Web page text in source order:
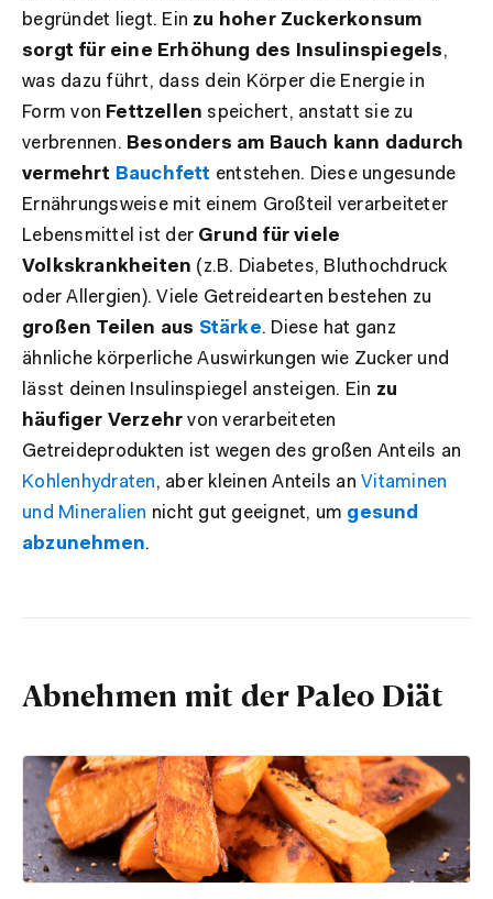
begründet liegt. Ein zu hoher Zuckerkonsum
sorgt für eine Erhöhung des Insulinspiegels,
was dazu führt, dass dein Körper die Energie in
Form von Fettzellen speichert, anstatt sie zu
verbrennen. Besonders am Bauch kann dadurch
vermehrt Bauchfett entstehen. Diese ungesunde
Ernährungsweise mit einem Großteil verarbeiteter
Lebensmittel ist der Grund für viele
Volkskrankheiten (z.B. Diabetes, Bluthochdruck
oder Allergien). Viele Getreidearten bestehen zu
großen Teilen aus Stärke. Diese hat ganz
ähnliche körperliche Auswirkungen wie Zucker und
lässt deinen Insulinspiegel ansteigen. Ein zu
häufiger Verzehr von verarbeiteten
Getreideprodukten ist wegen des großen Anteils an
Kohlenhydraten, aber kleinen Anteils an Vitaminen
und Mineralien nicht gut geeignet, um gesund
abzunehmen.
Abnehmen mit der Paleo Diät